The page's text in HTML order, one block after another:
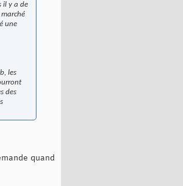
il y a de
une
les
des
quand